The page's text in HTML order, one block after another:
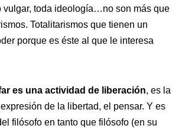
vulgar, toda ideología…no son más que
Totalitarismos que tienen un
porque es éste al que le interesa
es una actividad de liberación, es la
de la libertad, el pensar. Y es
filósofo en tanto que filósofo (en su